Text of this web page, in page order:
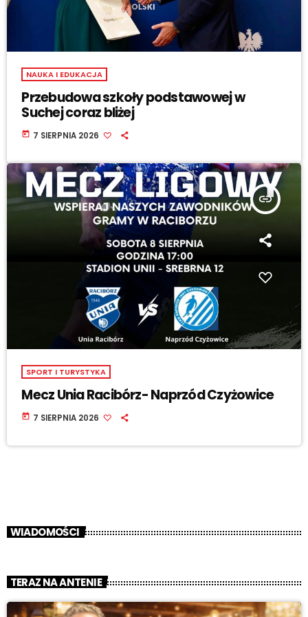
NAUKA I EDUKACJA
Przebudowa szkoły podstawowej w
Suchej coraz bliżej
today 7 SIERPNIA 2026
insert_link
SPORT I TURYSTYKA
Mecz Unia Racibórz- Naprzód Czyżowice
today 7 SIERPNIA 2026
WIADOMOŚCI
TERAZ NA ANTENIE